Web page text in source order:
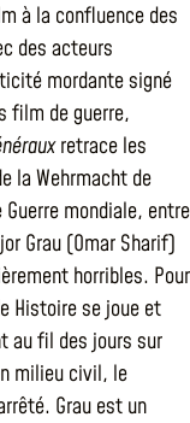
à la confluence des
des acteurs
mordante signé
film de guerre,
retrace les
la Wehrmacht de
mondiale, entre
Grau (Omar Sharif)
horribles. Pour
Histoire se joue et
au fil des jours sur
milieu civil, le
Grau est un